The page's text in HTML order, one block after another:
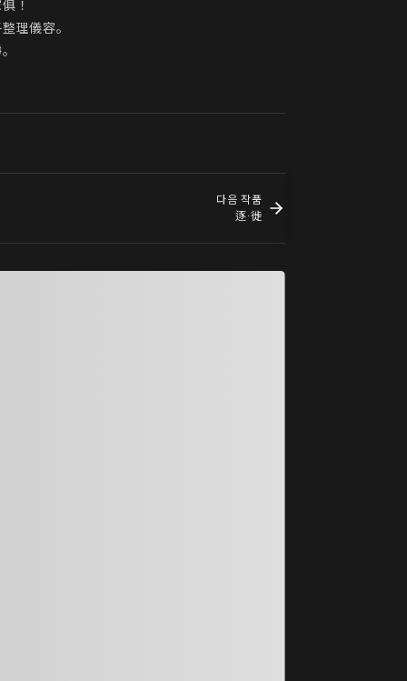
！
理儀容。
다음 작품
逐·徙